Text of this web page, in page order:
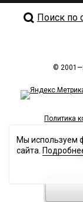
Поиск по
©
Политика
Мы используем
сайта.